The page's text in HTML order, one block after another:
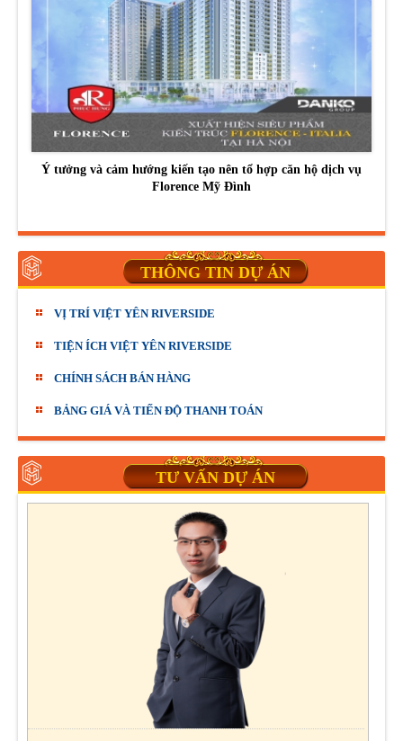
Ý tưởng và cảm hướng kiến tạo nên tổ hợp căn hộ dịch vụ
Florence Mỹ Đình
THÔNG TIN DỰ ÁN
VỊ TRÍ VIỆT YÊN RIVERSIDE
TIỆN ÍCH VIỆT YÊN RIVERSIDE
CHÍNH SÁCH BÁN HÀNG
BẢNG GIÁ VÀ TIẾN ĐỘ THANH TOÁN
TƯ VẤN DỰ ÁN